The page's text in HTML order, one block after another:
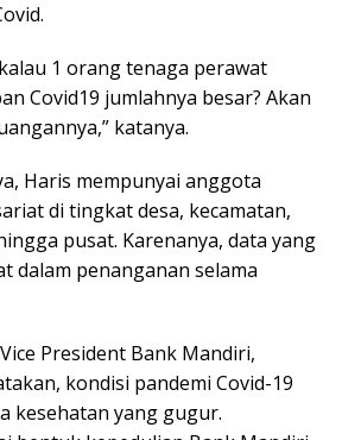
1 orang tenaga perawat
Covid19 jumlahnya besar? Akan
katanya.
Haris mempunyai anggota
di tingkat desa, kecamatan,
pusat. Karenanya, data yang
dalam penanganan selama
President Bank Mandiri,
kondisi pandemi Covid-19
kesehatan yang gugur.